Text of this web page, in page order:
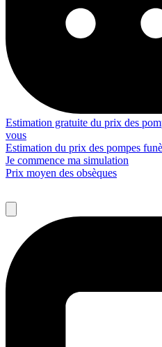
Estimation gratuite du prix des
vous
Estimation du prix des pompes
Je commence ma simulation
Prix moyen des obsèques